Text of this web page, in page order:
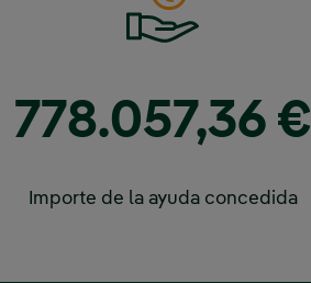
778.057,36 €
Importe de la ayuda concedida